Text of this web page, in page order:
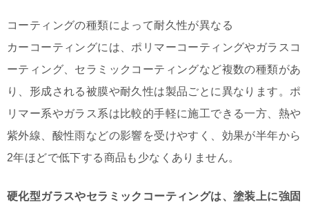
コーティングの種類によって耐久性が異なる
カーコーティングには、ポリマーコーティングやガラスコ
ーティング、セラミックコーティングなど複数の種類があ
り、形成される被膜や耐久性は製品ごとに異なります。ポ
リマー系やガラス系は比較的手軽に施工できる一方、熱や
紫外線、酸性雨などの影響を受けやすく、効果が半年から
2年ほどで低下する商品も少なくありません。
硬化型ガラスやセラミックコーティングは、塗装上に強固